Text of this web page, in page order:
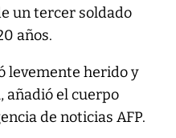
un tercer soldado
años.
levemente herido y
añadió el cuerpo
de noticias AFP.